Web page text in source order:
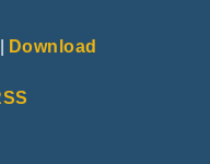
Download